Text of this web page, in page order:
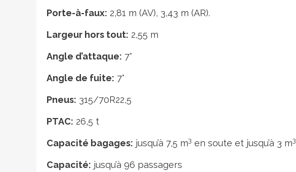
Porte-à-faux: 2,81 m (AV), 3,43 m (AR).
Largeur hors tout: 2,55 m
Angle d’attaque: 7°
Angle de fuite: 7°
Pneus: 315/70R22,5
PTAC: 26,5 t
Capacité bagages: jusqu’à 7,5 m3 en soute et jusqu’à 3 m3
Capacité: jusqu’à 96 passagers